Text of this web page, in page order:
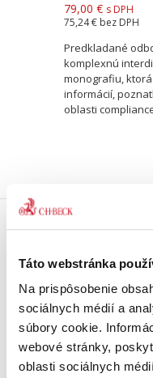
Táto webstránka
Na prispôsobenie
sociálnych médií a
súbory cookie.
webové stránky,
oblasti sociálnych
79,00 € s DPH
75,24 € bez DPH
Predkladané
komplexnú
monografiu,
informácií,
oblasti
rokov.